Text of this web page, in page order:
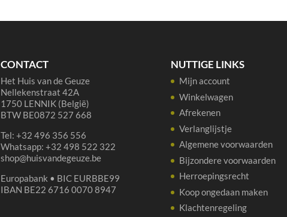
CONTACT
Het Huis van de Geuze
Nellekenstraat 42A
1750 LENNIK (België)
BTW BE0872 527 668
Tel: +32 496 356 556
Whatsapp: +32 498 522 322
shop@huisvandegeuze.be
Europabank • BIC EURBBE99
IBAN BE22 6716 0070 8947
NUTTIGE LINKS
Mijn account
Winkelwagen
Afrekenen
Verlanglijstje
Algemene voorwaarden
Bijzondere voorwaarden
Herroepingsrecht
Koop ongedaan maken
Klachtenregeling